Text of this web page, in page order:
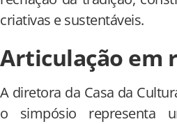
criativas e sustentáveis.
Articulação em
A diretora da Casa da
o simpósio representa